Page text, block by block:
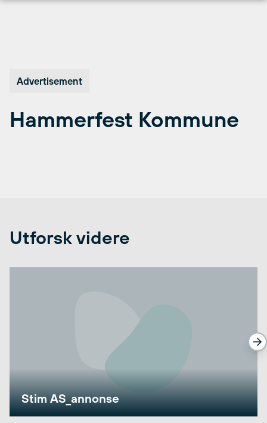
Advertisement
Hammerfest Kommune
Utforsk videre
Stim AS_annonse